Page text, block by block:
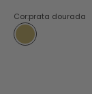
Cor:prata dourada
prata dourada